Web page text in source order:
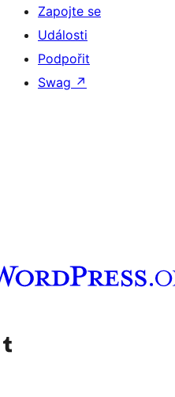
Zapojte se
Události
Podpořit
Swag ↗
kanál
Navštivte náš Tumblr účet